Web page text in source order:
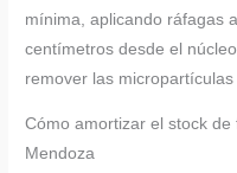
mínima, aplicando ráfagas
centímetros desde el
remover las
Cómo amortizar el stock
Mendoza